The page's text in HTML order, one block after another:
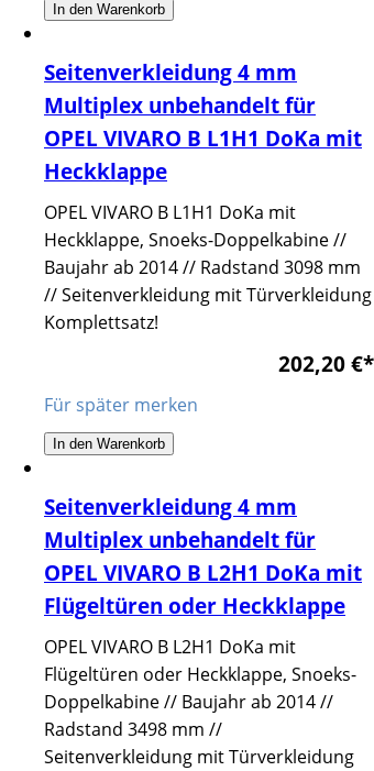
In den Warenkorb
Seitenverkleidung 4 mm
Multiplex unbehandelt für
OPEL VIVARO B L1H1 DoKa mit
Heckklappe
OPEL VIVARO B L1H1 DoKa mit
Heckklappe, Snoeks-Doppelkabine //
Baujahr ab 2014 // Radstand 3098 mm
// Seitenverkleidung mit Türverkleidung
Komplettsatz!
202,20 €*
Für später merken
In den Warenkorb
Seitenverkleidung 4 mm
Multiplex unbehandelt für
OPEL VIVARO B L2H1 DoKa mit
Flügeltüren oder Heckklappe
OPEL VIVARO B L2H1 DoKa mit
Flügeltüren oder Heckklappe, Snoeks-
Doppelkabine // Baujahr ab 2014 //
Radstand 3498 mm //
Seitenverkleidung mit Türverkleidung